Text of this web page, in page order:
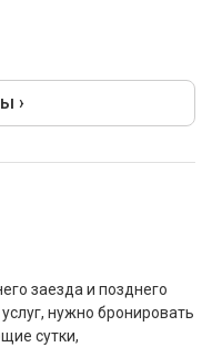
›
заезда и позднего
нужно бронировать
сутки,